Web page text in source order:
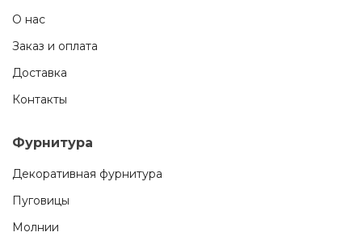
О нас
Заказ и оплата
Доставка
Контакты
Фурнитура
Декоративная фурнитура
Пуговицы
Молнии